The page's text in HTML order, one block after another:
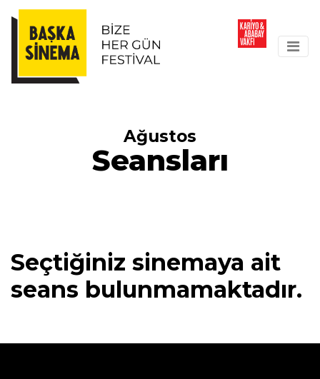
Ağustos
Seansları
Seçtiğiniz sinemaya ait
seans bulunmamaktadır.